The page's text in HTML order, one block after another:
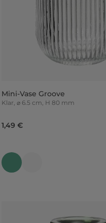
Mini-Vase Groove
Klar, ⌀ 6.5 cm, H 80 mm
1,49 €